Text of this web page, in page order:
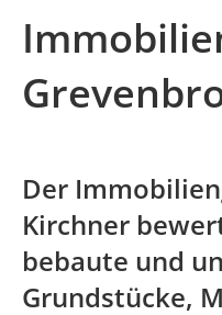
Der
Kirchner
bebaute und
Grundstücke,